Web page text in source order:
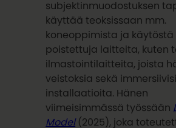
subjektinmuodostuksen
käyttää teoksissaan mm.
koneoppimista ja käytöstä
poistettuja laitteita, kuten
ilmastointilaitteita, joista
veistoksia sekä
installaatioita. Hänen
viimeisimmässä työssään
Model(2025), joka